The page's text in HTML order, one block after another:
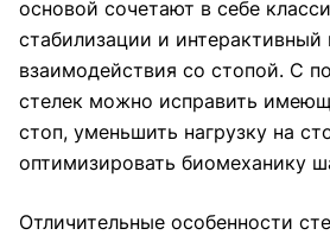
основой сочетают в себе
стабилизации и интерактивный
взаимодействия со стопой. С
стелек можно исправить
стоп, уменьшить нагрузку на
оптимизировать биомеханику
Отличительные особенности